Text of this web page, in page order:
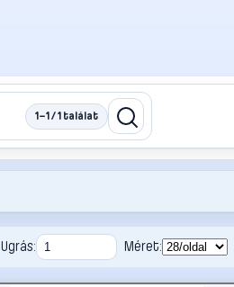
1–1 / 1 találat
Ugrás: Méret: